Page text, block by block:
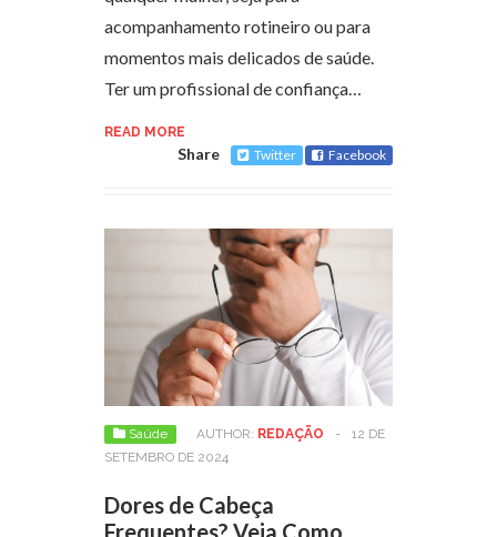
acompanhamento rotineiro ou para
momentos mais delicados de saúde.
Ter um profissional de confiança…
READ MORE
Share Twitter Facebook
Saúde AUTHOR: REDAÇÃO -
12 DE
SETEMBRO DE 2024
Dores de Cabeça
Frequentes? Veja Como